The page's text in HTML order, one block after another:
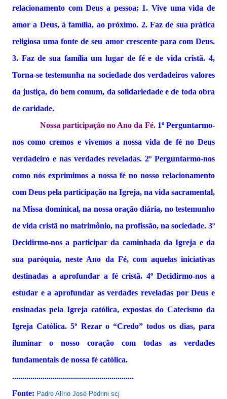
relacionamento com Deus a pessoa; 1. Vive uma vida de
amor a Deus, à família, ao próximo. 2. Faz de sua prática
religiosa uma fonte de seu amor crescente para com Deus.
3. Faz de sua família um lugar de fé e de vida cristã. 4,
Torna-se testemunha na sociedade dos verdadeiros valores
da justiça, do bem comum, da solidariedade e de toda obra
de caridade.
Nossa participação no Ano da Fé. 1º Perguntarmo-
nos como cremos e vivemos a nossa vida de fé no Deus
verdadeiro e nas verdades reveladas. 2º Perguntarmo-nos
como nós exprimimos a nossa fé no nosso relacionamento
com Deus pela participação na Igreja, na vida sacramental,
na Missa dominical, na nossa oração diária, no testemunho
de vida cristã no matrimônio, na profissão, na sociedade. 3º
Decidirmo-nos a participar da caminhada da Igreja e da
sua paróquia, neste Ano da Fé, com aquelas iniciativas
destinadas a aprofundar a fé cristã. 4º Decidirmo-nos a
estudar e a aprofundar as verdades reveladas por Deus e
ensinadas pela Igreja católica, expostas do Catecismo da
Igreja Católica. 5º Rezar o “Credo” todos os dias, para
iluminar o nosso coração com todas as verdades
fundamentais de nossa fé católica.
............................................................
Fonte: Padre Alírio José Pedrini scj